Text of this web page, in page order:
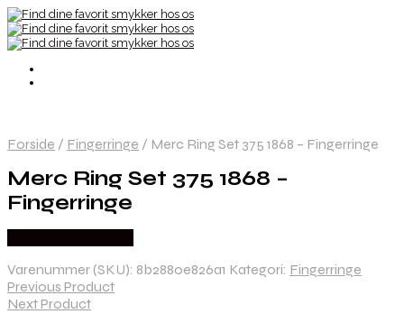
Forside / Fingerringe / Merc Ring Set 375 1868 – Fingerringe
Merc Ring Set 375 1868 –
Fingerringe
Varenummer (SKU): 8b2880e826a1 Kategori: Fingerringe
Previous Product
Next Product